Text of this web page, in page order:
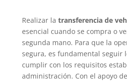
Realizar la transferencia de
esencial cuando se compra o
segunda mano. Para que la
segura, es fundamental seguir
cumplir con los requisitos
administración. Con el apoyo